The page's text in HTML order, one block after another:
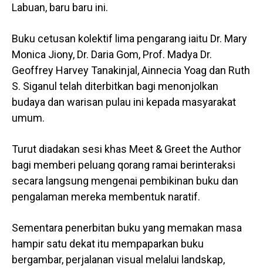
Labuan, baru baru ini.
Buku cetusan kolektif lima pengarang iaitu Dr. Mary
Monica Jiony, Dr. Daria Gom, Prof. Madya Dr.
Geoffrey Harvey Tanakinjal, Ainnecia Yoag dan Ruth
S. Siganul telah diterbitkan bagi menonjolkan
budaya dan warisan pulau ini kepada masyarakat
umum.
Turut diadakan sesi khas Meet & Greet the Author
bagi memberi peluang qorang ramai berinteraksi
secara langsung mengenai pembikinan buku dan
pengalaman mereka membentuk naratif.
Sementara penerbitan buku yang memakan masa
hampir satu dekat itu mempaparkan buku
bergambar, perjalanan visual melalui landskap,